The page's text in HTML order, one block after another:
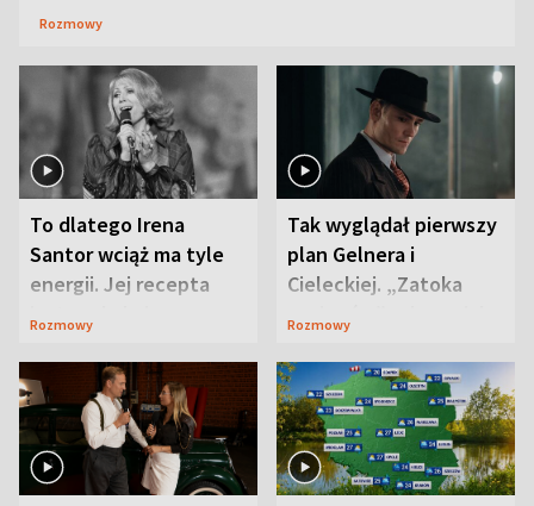
Rozmowy
To dlatego Irena
Santor wciąż ma tyle
energii. Jej recepta
jest zaskakująco
Rozmowy
Tak wyglądał pierwszy
plan Gelnera i
Cieleckiej. „Zatoka
szpiegów” od razu ich
Rozmowy